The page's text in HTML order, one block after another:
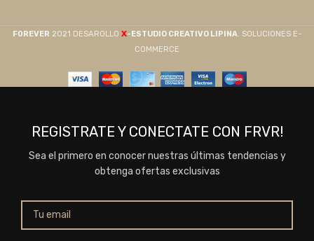
F0REVER 2021 DESAROLLO X-ESTUDIO CREATIVO LIPINA. SOLUCIONES E-
COMMERCE
REGISTRATE Y CONECTATE CON FRVR!
Sea el primero en conocer nuestras últimas tendencias y
obtenga ofertas exclusivas